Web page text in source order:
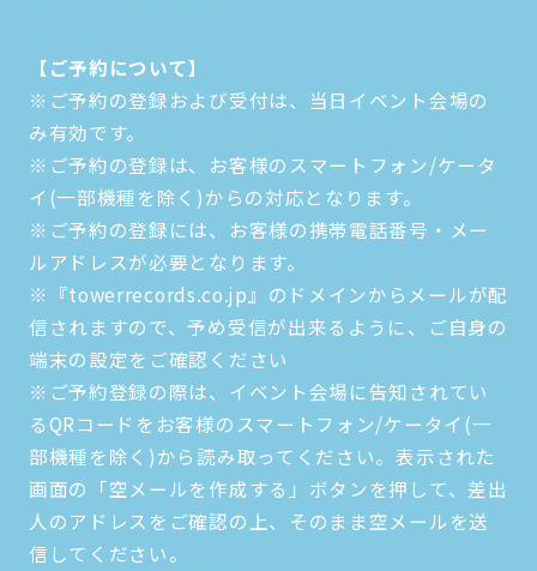
【ご予約について】
※ご予約の登録および受付は、当日イベント会場の
み有効です。
※ご予約の登録は、お客様のスマートフォン/ケータ
イ(一部機種を除く)からの対応となります。
※ご予約の登録には、お客様の携帯電話番号・メー
ルアドレスが必要となります。
※『towerrecords.co.jp』のドメインからメールが配
信されますので、予め受信が出来るように、ご自身の
端末の設定をご確認ください
※ご予約登録の際は、イベント会場に告知されてい
るQRコードをお客様のスマートフォン/ケータイ(一
部機種を除く)から読み取ってください。表示された
画面の「空メールを作成する」ボタンを押して、差出
人のアドレスをご確認の上、そのまま空メールを送
信してください。